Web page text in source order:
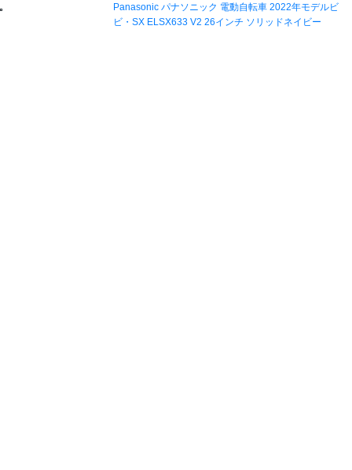
Panasonic パナソニック 電動自転車 2022年モデルビ
ビ・SX ELSX633 V2 26インチ ソリッドネイビー